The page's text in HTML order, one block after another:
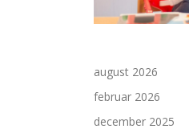
august 2026
februar 2026
december 2025